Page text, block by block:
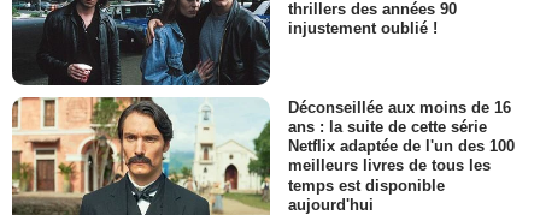
thrillers des années 90
injustement oublié !
Déconseillée aux moins de 16
ans : la suite de cette série
Netflix adaptée de l'un des 100
meilleurs livres de tous les
temps est disponible
aujourd'hui